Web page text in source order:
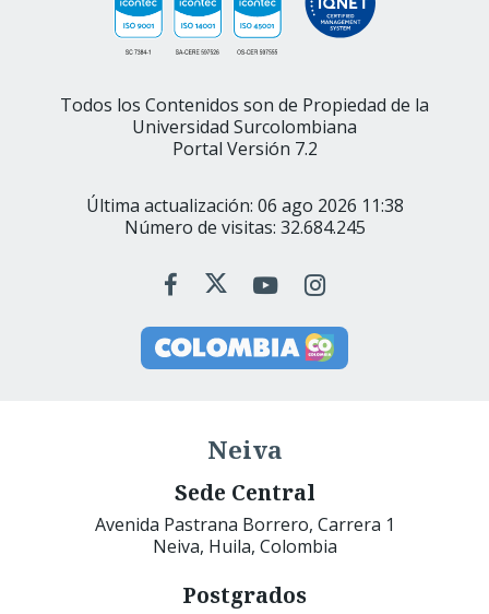
Todos los Contenidos son de Propiedad de la
Universidad Surcolombiana
Portal Versión 7.2
Última actualización: 06 ago 2026 11:38
Número de visitas: 32.684.245
Neiva
Sede Central
Avenida Pastrana Borrero, Carrera 1
Neiva, Huila, Colombia
Postgrados